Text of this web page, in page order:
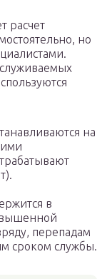
расчет
но
на
в
перепадам
сроком службы.